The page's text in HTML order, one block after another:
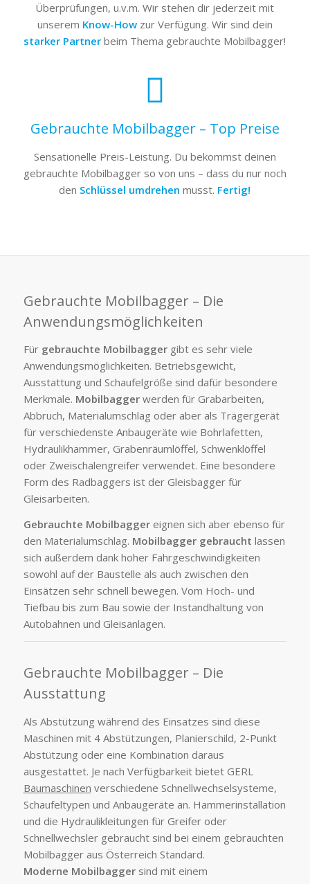
Überprüfungen, u.v.m. Wir stehen dir jederzeit mit
unserem Know-Howzur Verfügung. Wir sind dein
starker Partner beim Thema gebrauchte Mobilbagger!
Gebrauchte Mobilbagger – Top Preise
Sensationelle Preis-Leistung. Du bekommst deinen
gebrauchte Mobilbagger so von uns – dass du nur noch
den Schlüssel umdrehen musst. Fertig!
Gebrauchte Mobilbagger – Die
Anwendungsmöglichkeiten
Fürgebrauchte Mobilbaggergibt es sehr viele
Anwendungsmöglichkeiten. Betriebsgewicht,
Ausstattung und Schaufelgröße sind dafür besondere
Merkmale. Mobilbaggerwerden für Grabarbeiten,
Abbruch, Materialumschlag oder aber als Trägergerät
für verschiedenste Anbaugeräte wie Bohrlafetten,
Hydraulikhammer, Grabenräumlöffel, Schwenklöffel
oder Zweischalengreifer verwendet. Eine besondere
Form des Radbaggers ist der Gleisbagger für
Gleisarbeiten.
Gebrauchte Mobilbaggereignen sich aber ebenso für
den Materialumschlag. Mobilbagger gebraucht lassen
sich außerdem dank hoher Fahrgeschwindigkeiten
sowohl auf der Baustelle als auch zwischen den
Einsätzen sehr schnell bewegen. Vom Hoch- und
Tiefbau bis zum Bau sowie der Instandhaltung von
Autobahnen und Gleisanlagen.
Gebrauchte Mobilbagger – Die
Ausstattung
Als Abstützung während des Einsatzes sind diese
Maschinen mit 4 Abstützungen, Planierschild, 2-Punkt
Abstützung oder eine Kombination daraus
ausgestattet. Je nach Verfügbarkeit bietet GERL
Baumaschinen verschiedene Schnellwechselsysteme,
Schaufeltypen und Anbaugeräte an. Hammerinstallation
und die Hydraulikleitungen für Greifer oder
Schnellwechsler gebraucht sind bei einem gebrauchten
Mobilbagger aus Österreich Standard.
Moderne Mobilbaggersind mit einem